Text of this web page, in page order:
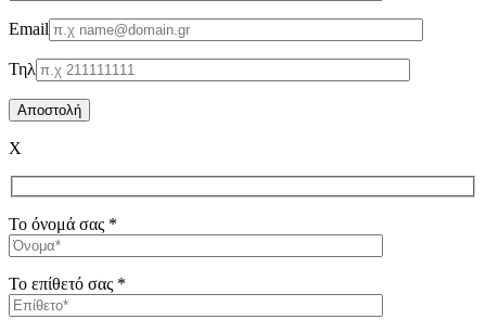
Email
Τηλ
X
Το όνομά σας *
Το επίθετό σας *